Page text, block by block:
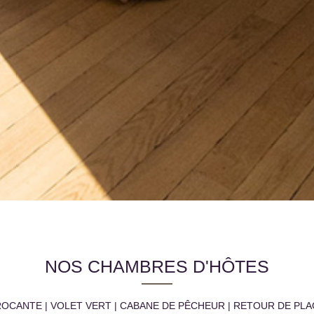
NOS CHAMBRES D'HÔTES
| VOLET VERT | CABANE DE PÊCHEUR | RETOUR DE